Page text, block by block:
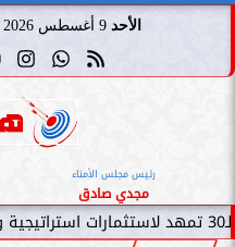
الأحد 9 أغسطس 2026
رئيس مجلس الأمناء
مجدي صادق